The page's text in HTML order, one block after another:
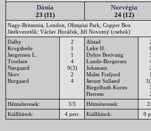
Dánia
23 (11)
Norvégia
24 (12)
Nagy-Britannia, London, Olimpiai Park, Copper Box
Játékvezetők: Václav Horáček, Jiří Novotný (csehek)
Dalby
Krogshede
Jørgensen L.
Troelsen
Nørgaard
Skov
Burgaard
2
1
1
4
9(3)
2
4
Alstad
Løke H.
Dyhre Breivang
Lunde-Borgersen
Johansen
Malm Frafjord
Jørum Sulland
Riegelhuth Koren
Herrem
1
Hétméteresek:
3/3 Hétméteresek:
Kiállítások:
4 perc Kiállítások: 0